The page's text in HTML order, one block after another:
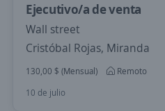
Ejecutivo/a de venta
Wall street
Cristóbal Rojas, Miranda
130,00 $ (Mensual)
Remoto
10 de julio